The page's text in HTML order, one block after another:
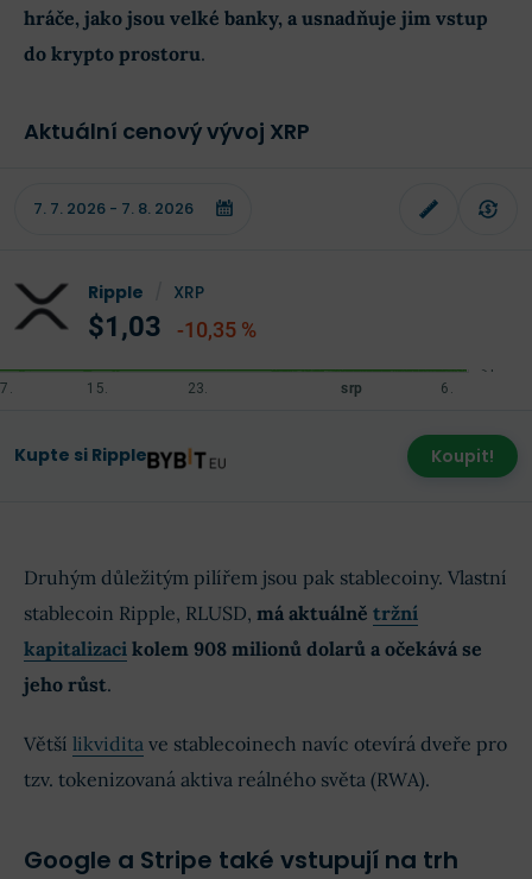
hráče, jako jsou velké banky, a usnadňuje jim vstup
do krypto prostoru.
Aktuální cenový vývoj XRP
Ripple XRP
$1,03 -10,35 %
Kupte si Ripple Koupit!
Druhým důležitým pilířem jsou pak stablecoiny. Vlastní
stablecoin Ripple, RLUSD, má aktuálně tržní
kapitalizaci kolem 908 milionů dolarů a očekává se
jeho růst.
Větší likvidita ve stablecoinech navíc otevírá dveře pro
tzv. tokenizovaná aktiva reálného světa (RWA).
Google a Stripe také vstupují na trh